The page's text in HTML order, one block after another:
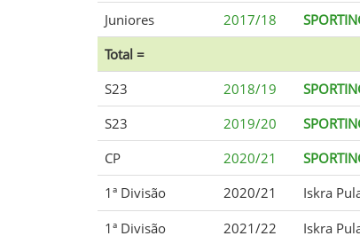
Juniores
2017/18
Total =
S23
2018/19
S23
2019/20
CP
2020/21
1ª Divisão
2020/21 Iskra
1ª Divisão 2021/22
Iskra